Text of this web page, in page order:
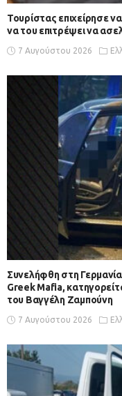
Τουρίστας επιχείρησε
να του επιτρέψει να
7 Αυγούστου 2026
Συνελήφθη στη
Greek Mafia,
του Βαγγέλη Ζαμπούνη
7 Αυγούστου 2026